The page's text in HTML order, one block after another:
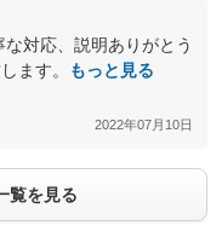
対応、説明ありがとう
ます。
もっと見る
2022年07月10日
覧を見る